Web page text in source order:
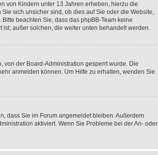
von Kindern unter 13 Jahren erheben, hierzu die
sich unsicher sind, ob dies auf Sie oder die Website,
beachten Sie, dass das phpBB-Team keine
außer solchen, die weiter unten behandelt werden.
von der Board-Administration gesperrt wurde. Die
anmelden können. Um Hilfe zu erhalten, wenden Sie
dass Sie im Forum angemeldet bleiben. Außerdem
aktiviert. Wenn Sie Probleme bei der An- oder